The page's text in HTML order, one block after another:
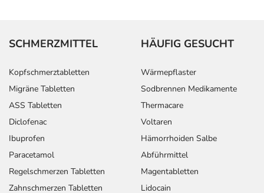
SCHMERZMITTEL
Kopfschmerztabletten
Migräne Tabletten
ASS Tabletten
Diclofenac
Ibuprofen
Paracetamol
Regelschmerzen Tabletten
Zahnschmerzen Tabletten
HÄUFIG GESUCHT
Wärmepflaster
Sodbrennen Medikamente
Thermacare
Voltaren
Hämorrhoiden Salbe
Abführmittel
Magentabletten
Lidocain